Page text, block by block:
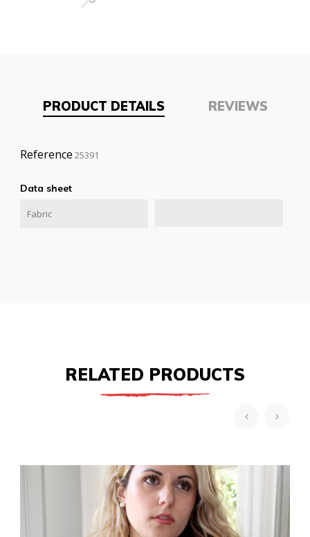
PRODUCT DETAILS REVIEWS
Reference 25391
Data sheet
Fabric
RELATED PRODUCTS